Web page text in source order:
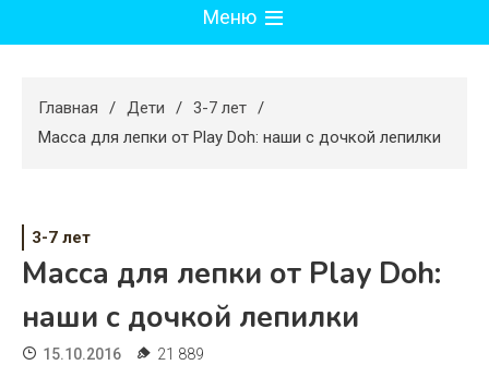
Меню
Худеем
Жизнь
Главная Дети
3-7 лет
Масса для лепки от Play Doh: наши с дочкой лепилки
3-7 лет
Масса для лепки от Play Doh:
наши с дочкой лепилки
15.10.2016 21 889